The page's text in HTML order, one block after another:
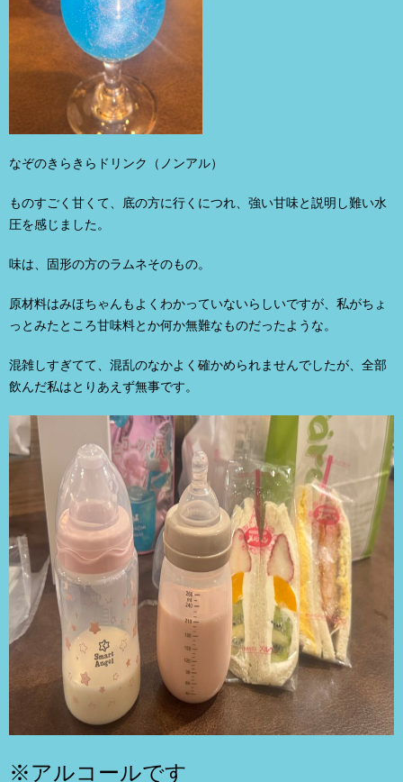
なぞのきらきらドリンク（ノンアル）
ものすごく甘くて、底の方に行くにつれ、強い甘味と説明し難い水
圧を感じました。
味は、固形の方のラムネそのもの。
原材料はみほちゃんもよくわかっていないらしいですが、私がちょ
っとみたところ甘味料とか何か無難なものだったような。
混雑しすぎてて、混乱のなかよく確かめられませんでしたが、全部
飲んだ私はとりあえず無事です。
※アルコールです